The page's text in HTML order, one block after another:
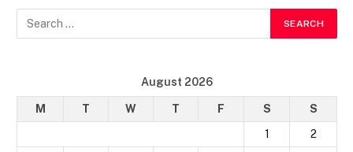
August 2026
M T W T F S
S
1
2